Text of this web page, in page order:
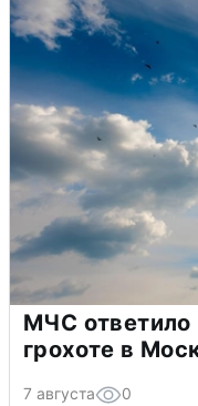
МЧС ответило
грохоте в
7 августа 0